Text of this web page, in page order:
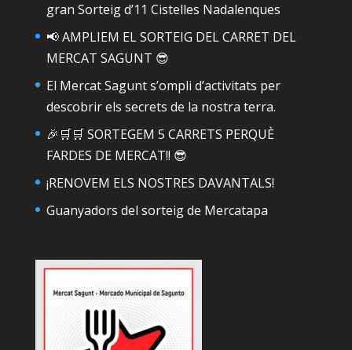
gran Sorteig d’11 Cistelles Nadalenques
📢 AMPLIEM EL SORTEIG DEL CARRET DEL
MERCAT SAGUNT 😎
El Mercat Sagunt s’ompli d’activitats per
descobrir els secrets de la nostra terra.
🎉🛒🛒 SORTEGEM 5 CARRETS PERQUÈ
FARDES DE MERCAT!! 😎
¡RENOVEM ELS NOSTRES DAVANTALS!
Guanyadors del sorteig de Mercatapa